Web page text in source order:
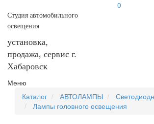
Студия автомобильного
освещения
установка,
продажа, сервис г.
Хабаровск
0
Меню
Каталог
АВТОЛАМПЫ
Лампы головного освещения